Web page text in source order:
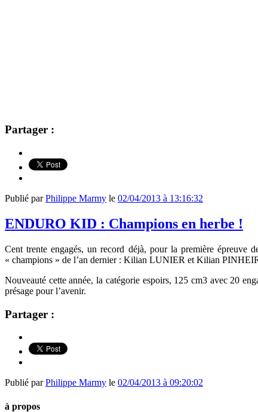
Partager :
Publié parPhilippe Marmy le 02/04/2013 à 13:16:32
ENDURO KID : Champions en herbe !
Cent trente engagés, un record déjà, pour la première épreuve
« champions » de l’an dernier : Kilian LUNIER et Kilian
Nouveauté cette année, la catégorie espoirs, 125 cm3 avec 20
présage pour l’avenir.
Partager :
Publié parPhilippe Marmy le 02/04/2013 à 09:20:02
à propos